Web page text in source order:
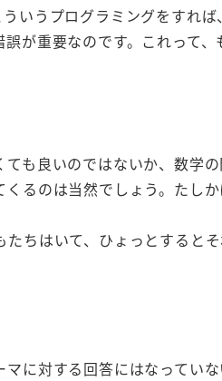
いうプログラミングをすれば
が重要なのです。これって、
も良いのではないか、数学
るのは当然でしょう。たしか
ちはいて、ひょっとすると
に対する回答にはなってい